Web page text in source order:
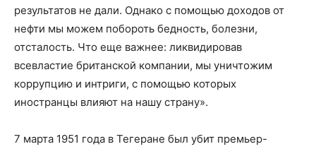
результатов не дали. Однако с помощью доходов от
нефти мы можем побороть бедность, болезни,
отсталость. Что еще важнее: ликвидировав
всевластие британской компании, мы уничтожим
коррупцию и интриги, с помощью которых
иностранцы влияют на нашу страну».
7 марта 1951 года в Тегеране был убит премьер-